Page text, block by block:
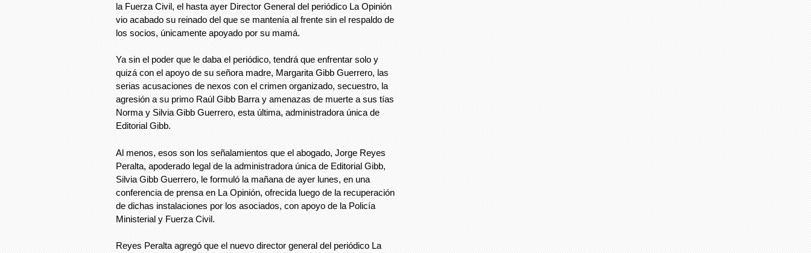
la Fuerza Civil, el hasta ayer Director General del periódico La Opinión
vio acabado su reinado del que se mantenía al frente sin el respaldo de
los socios, únicamente apoyado por su mamá.
Ya sin el poder que le daba el periódico, tendrá que enfrentar solo y
quizá con el apoyo de su señora madre, Margarita Gibb Guerrero, las
serias acusaciones de nexos con el crimen organizado, secuestro, la
agresión a su primo Raúl Gibb Barra y amenazas de muerte a sus tías
Norma y Silvia Gibb Guerrero, esta última, administradora única de
Editorial Gibb.
Al menos, esos son los señalamientos que el abogado, Jorge Reyes
Peralta, apoderado legal de la administradora única de Editorial Gibb,
Silvia Gibb Guerrero, le formuló la mañana de ayer lunes, en una
conferencia de prensa en La Opinión, ofrecida luego de la recuperación
de dichas instalaciones por los asociados, con apoyo de la Policía
Ministerial y Fuerza Civil.
Reyes Peralta agregó que el nuevo director general del periódico La